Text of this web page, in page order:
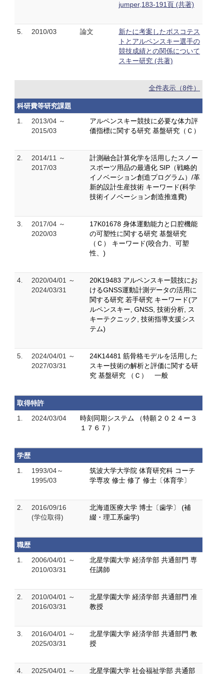
jumper,183-191頁 (共著)
5. 2010/03 論文
新たに考案したボスコテス
トとアルペンスキー選手の
競技成績との関係について
スキー研究 (共著)
全件表示（8件）
科研費等研究課題
1.
2013/04 ～
2015/03
アルペンスキー競技に必要な体力評
価指標に関する研究 基盤研究（Ｃ）
2.
2014/11 ～
2017/03
計測融合計算化学を活用したスノー
スポーツ用品の最適化 SIP（戦略的
イノベーション創造プログラム）/革
新的設計生産技術 キーワード(科学
技術イノベーション創造推進費)
3.
2017/04 ～
2020/03
17K01678 身体運動能力と口腔機能
の可塑性に関する研究 基盤研究
（Ｃ） キーワード(咬合力、可塑
性、)
4.
2020/04/01 ～
2024/03/31
20K19483 アルペンスキー競技にお
けるGNSS運動計測データの活用に
関する研究 若手研究 キーワード(ア
ルペンスキー, GNSS, 技術分析, ス
キーテクニック, 技術指導支援シス
テム)
5.
2024/04/01 ～
2027/03/31
24K14481 筋骨格モデルを活用した
スキー技術の解析と評価に関する研
究 基盤研究 （Ｃ） 一般
取得特許
1.
2024/03/04
時刻同期システム （特願２０２４ー３
１７６７）
学歴
1.
1993/04～
1995/03
筑波大学大学院 体育研究科 コーチ
学専攻 修士 修了 修士〔体育学〕
2.
2016/09/16
(学位取得)
北海道医療大学 博士〔歯学〕 (補
綴・理工系歯学)
職歴
1.
2006/04/01 ～
2010/03/31
北星学園大学 経済学部 共通部門 専
任講師
2.
2010/04/01 ～
2016/03/31
北星学園大学 経済学部 共通部門 准
教授
3.
2016/04/01 ～
2025/03/31
北星学園大学 経済学部 共通部門 教
授
4. 2025/04/01 ～ 北星学園大学 社会福祉学部 共通部